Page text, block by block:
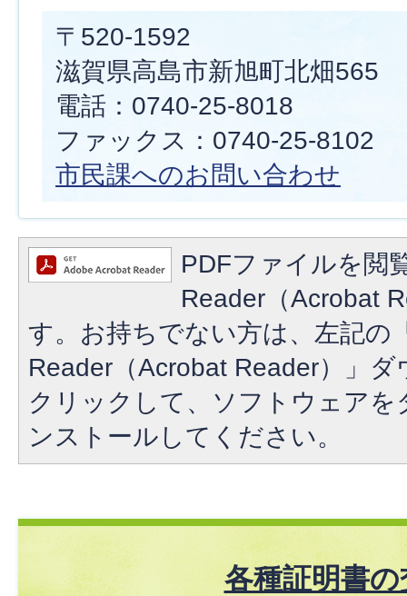
〒520-1592
滋賀県高島市新旭町北畑565
電話：0740-25-8018
ファックス：0740-25-8102
市民課へのお問い合わせ
PDFファイルを閲
Reader（Acrobat
す。お持ちでない方は、左記の
Reader（Acrobat Reader）」
クリックして、ソフトウェア
ンストールしてください。
各種証明書の